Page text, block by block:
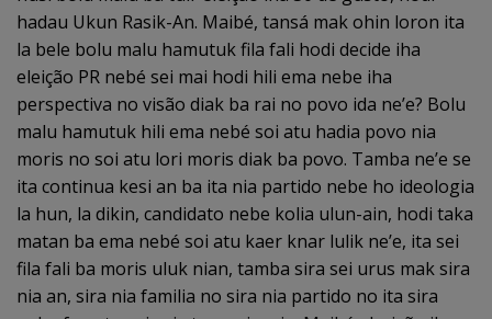
hadau Ukun Rasik-An. Maibé, tansá mak ohin loron ita
la bele bolu malu hamutuk fila fali hodi decide iha
eleição PR nebé sei mai hodi hili ema nebe iha
perspectiva no visão diak ba rai no povo ida ne’e? Bolu
malu hamutuk hili ema nebé soi atu hadia povo nia
moris no soi atu lori moris diak ba povo. Tamba ne’e se
ita continua kesi an ba ita nia partido nebe ho ideologia
la hun, la dikin, candidato nebe kolia ulun-ain, hodi taka
matan ba ema nebé soi atu kaer knar lulik ne’e, ita sei
fila fali ba moris uluk nian, tamba sira sei urus mak sira
nia an, sira nia familia no sira nia partido no ita sira